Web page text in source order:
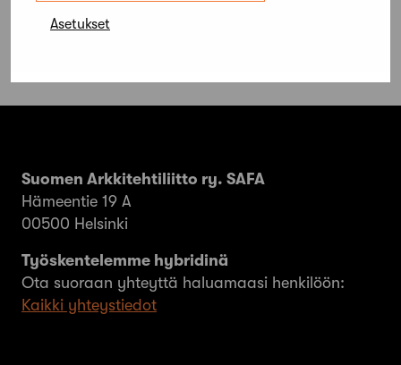
Asetukset
Suomen Arkkitehtiliitto ry. SAFA
Hämeentie 19 A
00500 Helsinki
Työskentelemme hybridinä
Ota suoraan yhteyttä haluamaasi henkilöön:
Kaikki yhteystiedot